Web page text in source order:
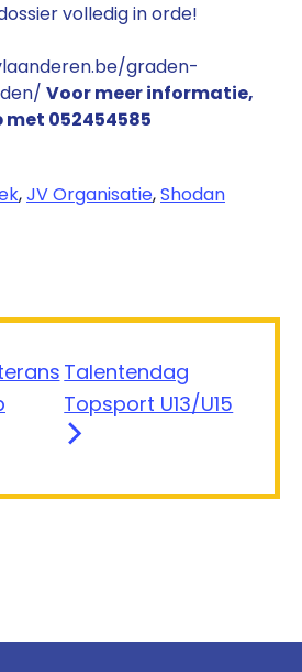
volledig in orde!
graden-
Voor meer informatie,
052454585
,JV Organisatie,Shodan
Talentendag
Topsport U13/U15